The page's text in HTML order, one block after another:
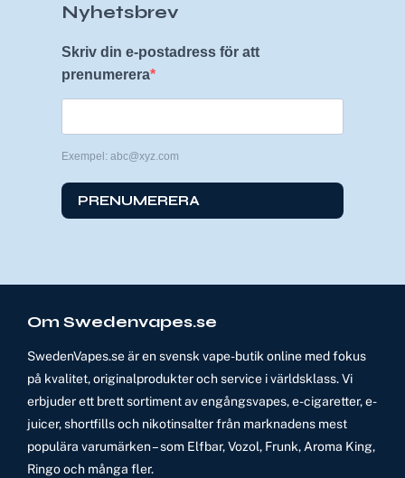
Nyhetsbrev
Skriv din e-postadress för att
prenumerera
Exempel: abc@xyz.com
PRENUMERERA
Om Swedenvapes.se
SwedenVapes.se är en svensk vape-butik online med fokus
på kvalitet, originalprodukter och service i världsklass. Vi
erbjuder ett brett sortiment av engångsvapes, e-cigaretter, e-
juicer, shortfills och nikotinsalter från marknadens mest
populära varumärken – som Elfbar, Vozol, Frunk, Aroma King,
Ringo och många fler.